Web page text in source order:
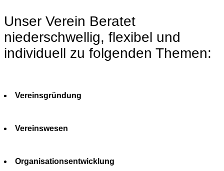
Unser Verein Beratet
niederschwellig, flexibel und
individuell zu folgenden Themen:
Vereinsgründung
Vereinswesen
Organisationsentwicklung